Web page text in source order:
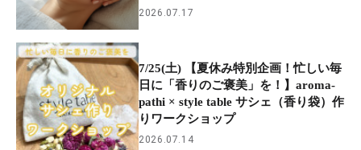
2026.07.17
7/25(土) 【夏休み特別企画！忙しい毎
日に「香りのご褒美」を！】aroma-
pathi × style table サシェ（香り袋）作
りワークショップ
2026.07.14